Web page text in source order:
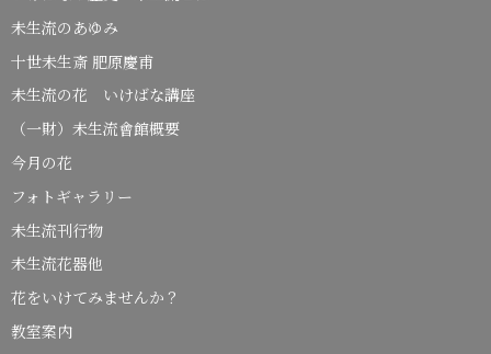
未生流のあゆみ
十世未生斎 肥原慶甫
未生流の花 いけばな講座
（一財）未生流會館概要
今月の花
フォトギャラリー
未生流刊行物
未生流花器他
花をいけてみませんか？
教室案内